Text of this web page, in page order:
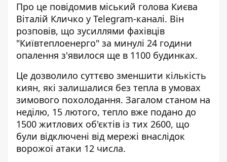
Про це повідомив міський голова Києва
Віталій Кличко у Telegram-каналі. Він
розповів, що зусиллями фахівців
"Київтеплоенерго" за минулі 24 години
опалення з'явилося ще в 1100 будинках.
Це дозволило суттєво зменшити кількість
киян, які залишалися без тепла в умовах
зимового похолодання. Загалом станом на
неділю, 15 лютого, тепло вже подано до
1500 житлових об'єктів із тих 2600, що
були відключені від мережі внаслідок
ворожої атаки 12 числа.